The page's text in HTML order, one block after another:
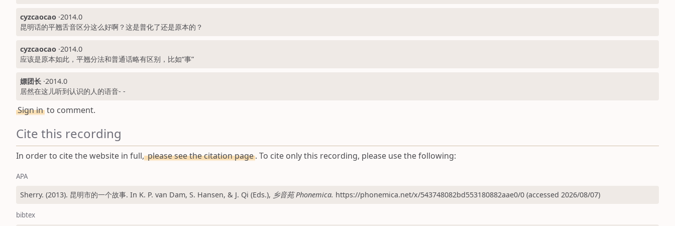
cyzcaocao ·2014.0
昆明话的平翘舌音区分这么好啊？这是普化了还是原本的？
cyzcaocao ·2014.0
应该是原本如此，平翘分法和普通话略有区别，比如“事”
嫖团长 ·2014.0
居然在这儿听到认识的人的语音- -
Sign in to comment.
Cite this recording
In order to cite the website in full,please see the citation page. To cite only this recording, please use the following:
APA
Sherry. (2013). 昆明市的一个故事. In K. P. van Dam, S. Hansen, & J. Qi (Eds.), 乡音苑 Phonemica. https://phonemica.net/x/543748082bd553180882aae0/0 (accessed 2026/08/07)
bibtex